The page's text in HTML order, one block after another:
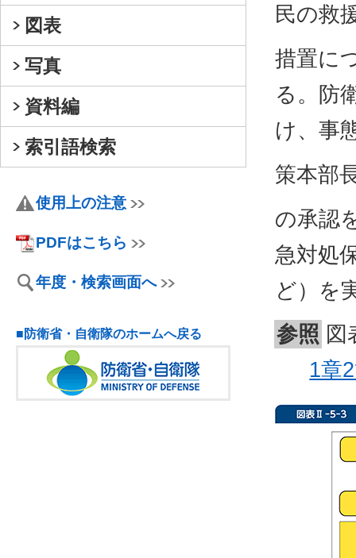
図表
写真
資料編
索引語検索
使用上の注意
PDFはこちら
年度・検索画面へ
■防衛省・自衛隊のホームへ戻る
民の救
措置に
る。防
け、事
策本部
の承認
急対処
ど）を
参照 図
1章